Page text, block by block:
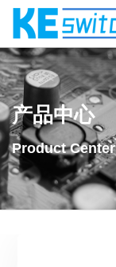
产品中心
Product Center